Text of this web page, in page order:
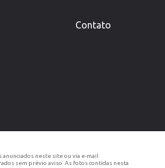
Contato
anunciados neste site ou via e-mail
sem prévio aviso. As fotos contidas nesta